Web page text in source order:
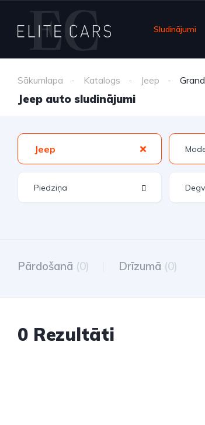
Sludinājumi
Sākumlapa Katalogs Jeep
Jeep auto sludinājumi
Jeep
Pārdošanā (0) Drīzumā (0)
0 Rezultāti